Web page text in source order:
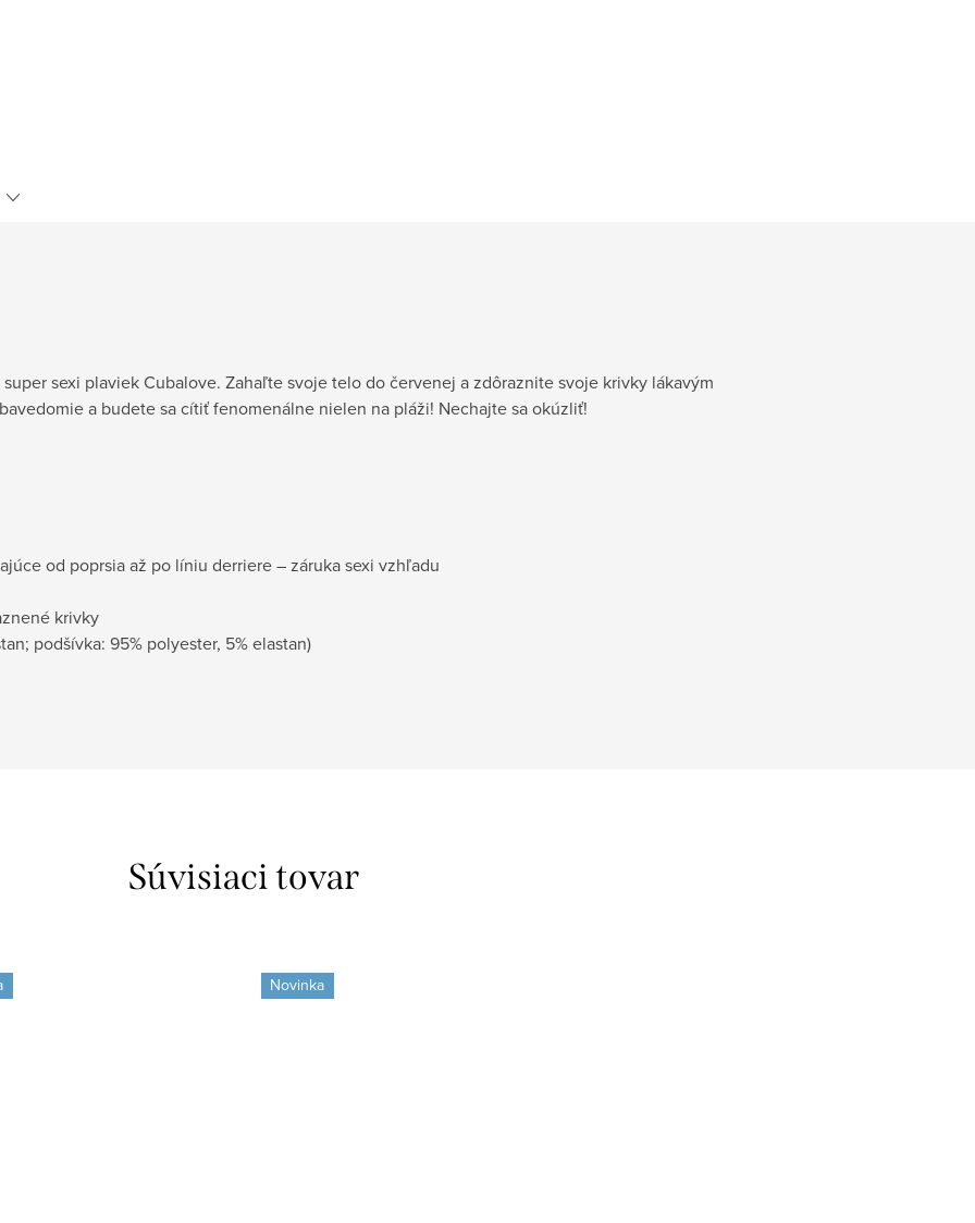
sexi plaviek Cubalove. Zahaľte svoje telo do červenej a zdôraznite svoje krivky lákavým
a budete sa cítiť fenomenálne nielen na pláži! Nechajte sa okúzliť!
od poprsia až po líniu derriere – záruka sexi vzhľadu
krivky
podšívka: 95% polyester, 5% elastan)
Súvisiaci tovar
Novinka